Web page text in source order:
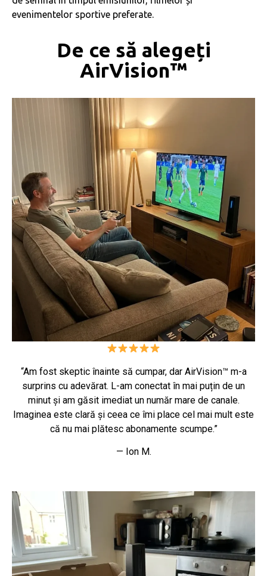
evenimentelor sportive preferate.
De ce să alegeți
AirVision™
“Am fost skeptic înainte să cumpar, dar AirVision™ m-a
surprins cu adevărat. L-am conectat în mai puțin de un
minut și am găsit imediat un număr mare de canale.
Imaginea este clară și ceea ce îmi place cel mai mult este
că nu mai plătesc abonamente scumpe.”
— Ion M.